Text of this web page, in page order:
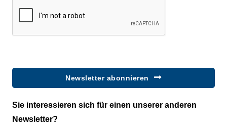
Newsletter abonnieren
Sie interessieren sich für einen unserer anderen
Newsletter?